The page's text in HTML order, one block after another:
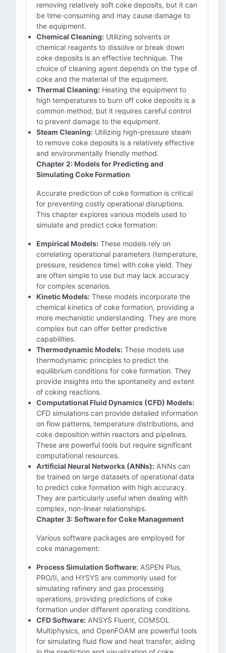
removing relatively soft coke deposits, but it can
be time-consuming and may cause damage to
the equipment.
Chemical Cleaning: Utilizing solvents or
chemical reagents to dissolve or break down
coke deposits is an effective technique. The
choice of cleaning agent depends on the type of
coke and the material of the equipment.
Thermal Cleaning: Heating the equipment to
high temperatures to burn off coke deposits is a
common method, but it requires careful control
to prevent damage to the equipment.
Steam Cleaning: Utilizing high-pressure steam
to remove coke deposits is a relatively effective
and environmentally friendly method.
Chapter 2: Models for Predicting and
Simulating Coke Formation
Accurate prediction of coke formation is critical
for preventing costly operational disruptions.
This chapter explores various models used to
simulate and predict coke formation:
Empirical Models: These models rely on
correlating operational parameters (temperature,
pressure, residence time) with coke yield. They
are often simple to use but may lack accuracy
for complex scenarios.
Kinetic Models: These models incorporate the
chemical kinetics of coke formation, providing a
more mechanistic understanding. They are more
complex but can offer better predictive
capabilities.
Thermodynamic Models: These models use
thermodynamic principles to predict the
equilibrium conditions for coke formation. They
provide insights into the spontaneity and extent
of coking reactions.
Computational Fluid Dynamics (CFD) Models:
CFD simulations can provide detailed information
on flow patterns, temperature distributions, and
coke deposition within reactors and pipelines.
These are powerful tools but require significant
computational resources.
Artificial Neural Networks (ANNs): ANNs can
be trained on large datasets of operational data
to predict coke formation with high accuracy.
They are particularly useful when dealing with
complex, non-linear relationships.
Chapter 3: Software for Coke Management
Various software packages are employed for
coke management:
Process Simulation Software: ASPEN Plus,
PRO/II, and HYSYS are commonly used for
simulating refinery and gas processing
operations, providing predictions of coke
formation under different operating conditions.
CFD Software: ANSYS Fluent, COMSOL
Multiphysics, and OpenFOAM are powerful tools
for simulating fluid flow and heat transfer, aiding